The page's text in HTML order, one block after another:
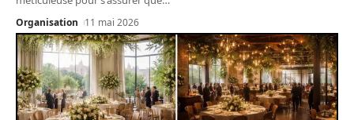
Organisation 11 mai 2026